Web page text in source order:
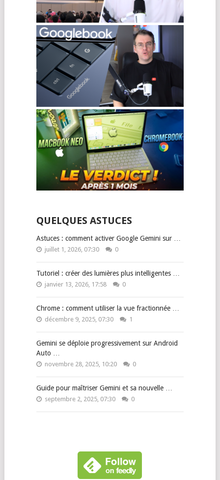
QUELQUES ASTUCES
Astuces : comment activer Google Gemini sur …
juillet 1, 2026, 07:30 0
Tutoriel : créer des lumières plus intelligentes …
janvier 13, 2026, 17:58 0
Chrome : comment utiliser la vue fractionnée …
décembre 9, 2025, 07:30 1
Gemini se déploie progressivement sur Android
Auto …
novembre 28, 2025, 10:20 0
Guide pour maîtriser Gemini et sa nouvelle …
septembre 2, 2025, 07:30 0